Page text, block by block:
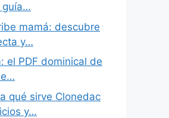
guía…
mamá: descubre
y…
el PDF dominical de
qué sirve Clonedac
y…